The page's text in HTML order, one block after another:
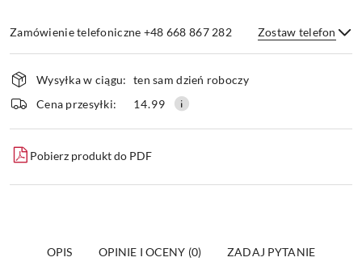
Zamówienie telefoniczne +48 668 867 282 Zostaw telefon
Wyślij
Dostępność
i
dostawa
Wysyłka w ciągu: ten sam dzień roboczy
Cena przesyłki:
14.99
Pobierz produkt do PDF
OPIS OPINIE I OCENY (0) ZADAJ PYTANIE